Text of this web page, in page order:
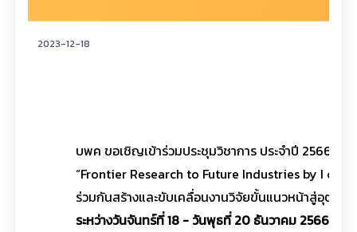
2023-12-18
บพค ขอเชิญเข้าร่วมประชุมวิชาการ ประจำปี 2566
“Frontier Research to Future Industries by I
ร่วมกันสร้างและขับเคลื่อนงานวิจัยขั้นแนวหน้าสู่อุตสา
ระหว่างวันจันทร์ที่ 18 - วันพุธที่ 20 ธันวาคม 2566